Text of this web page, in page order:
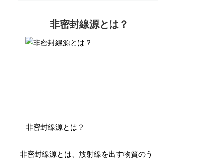
非密封線源とは？
– 非密封線源とは？
非密封線源とは、放射線を出す物質のう